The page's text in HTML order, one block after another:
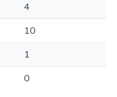
4
10
1
0